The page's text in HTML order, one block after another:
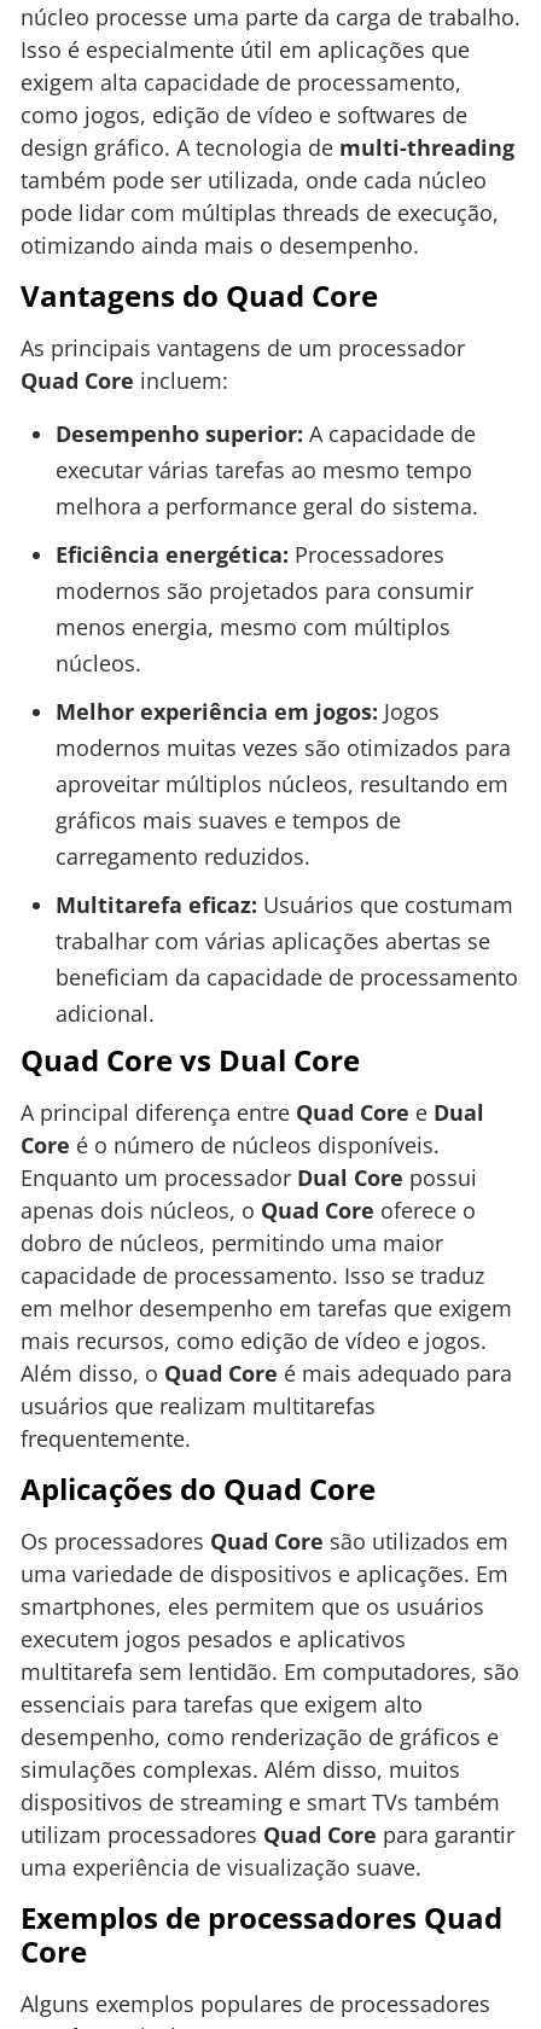
núcleo processe uma parte da carga de trabalho.
Isso é especialmente útil em aplicações que
exigem alta capacidade de processamento,
como jogos, edição de vídeo e softwares de
design gráfico. A tecnologia de multi-threading
também pode ser utilizada, onde cada núcleo
pode lidar com múltiplas threads de execução,
otimizando ainda mais o desempenho.
Vantagens do Quad Core
As principais vantagens de um processador
Quad Core incluem:
Desempenho superior: A capacidade de
executar várias tarefas ao mesmo tempo
melhora a performance geral do sistema.
Eficiência energética: Processadores
modernos são projetados para consumir
menos energia, mesmo com múltiplos
núcleos.
Melhor experiência em jogos: Jogos
modernos muitas vezes são otimizados para
aproveitar múltiplos núcleos, resultando em
gráficos mais suaves e tempos de
carregamento reduzidos.
Multitarefa eficaz: Usuários que costumam
trabalhar com várias aplicações abertas se
beneficiam da capacidade de processamento
adicional.
Quad Core vs Dual Core
A principal diferença entre Quad Core e Dual
Core é o número de núcleos disponíveis.
Enquanto um processador Dual Core possui
apenas dois núcleos, o Quad Core oferece o
dobro de núcleos, permitindo uma maior
capacidade de processamento. Isso se traduz
em melhor desempenho em tarefas que exigem
mais recursos, como edição de vídeo e jogos.
Além disso, o Quad Core é mais adequado para
usuários que realizam multitarefas
frequentemente.
Aplicações do Quad Core
Os processadores Quad Core são utilizados em
uma variedade de dispositivos e aplicações. Em
smartphones, eles permitem que os usuários
executem jogos pesados e aplicativos
multitarefa sem lentidão. Em computadores, são
essenciais para tarefas que exigem alto
desempenho, como renderização de gráficos e
simulações complexas. Além disso, muitos
dispositivos de streaming e smart TVs também
utilizam processadores Quad Core para garantir
uma experiência de visualização suave.
Exemplos de processadores Quad
Core
Alguns exemplos populares de processadores